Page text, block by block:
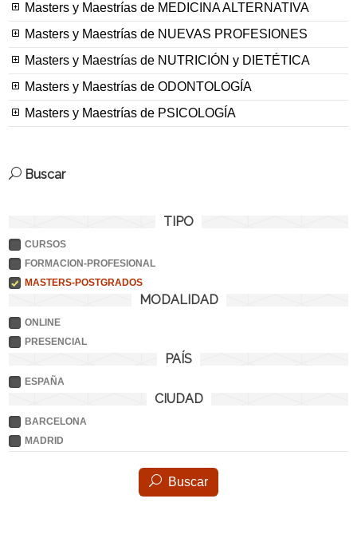
Masters y Maestrías de MEDICINA ALTERNATIVA
Masters y Maestrías de NUEVAS PROFESIONES
Masters y Maestrías de NUTRICIÓN y DIETÉTICA
Masters y Maestrías de ODONTOLOGÍA
Masters y Maestrías de PSICOLOGÍA
Buscar
TIPO
CURSOS
FORMACION-PROFESIONAL
MASTERS-POSTGRADOS
MODALIDAD
ONLINE
PRESENCIAL
PAÍS
ESPAÑA
CIUDAD
BARCELONA
MADRID
Buscar